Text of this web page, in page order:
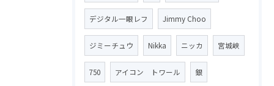
デジタル一眼レフ Jimmy Choo
ジミーチュウ Nikka ニッカ 宮城峡
750 アイコン トワール 銀